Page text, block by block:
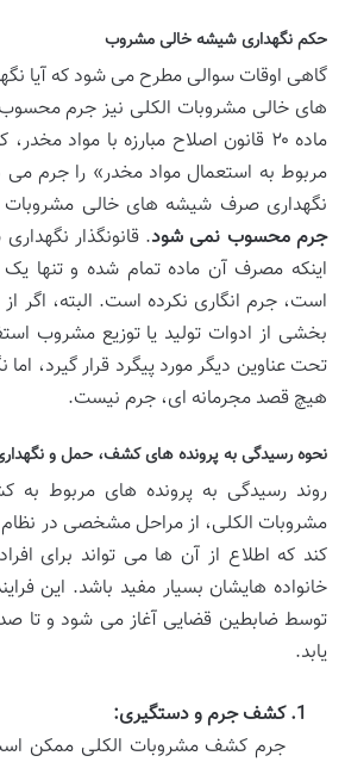
حکم نگهداری شیشه خالی مشروب
گاهی اوقات سوالی مطرح می شود که آیا
های خالی مشروبات الکلی نیز جرم
ماده ۲۰ قانون اصلاح مبارزه با مواد
مربوط به استعمال مواد مخدر» را جرم
نگهداری صرف شیشه های خالی مشروبات
جرم محسوب نمی شود. قانونگذار
اینکه مصرف آن ماده تمام شده و تنها
است، جرم انگاری نکرده است. البته، اگر
بخشی از ادوات تولید یا توزیع مشروب
تحت عناوین دیگر مورد پیگرد قرار گیرد،
هیچ قصد مجرمانه ای، جرم نیست.
نحوه رسیدگی به پرونده های کشف، حمل و
روند رسیدگی به پرونده های مربوط
مشروبات الکلی، از مراحل مشخصی در
کند که اطلاع از آن ها می تواند برای
خانواده هایشان بسیار مفید باشد. این
توسط ضابطین قضایی آغاز می شود و تا
یابد.
کشف جرم و دستگیری:
جرم کشف مشروبات الکلی ممکن